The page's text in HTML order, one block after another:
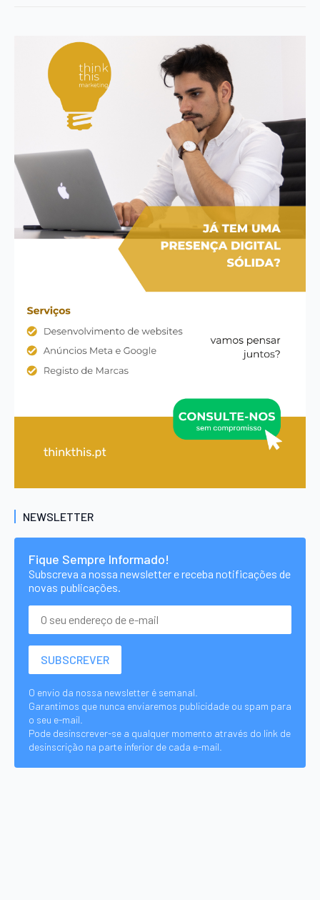
NEWSLETTER
Fique Sempre Informado!
Subscreva a nossa newsletter e receba notificações de
novas publicações.
O envio da nossa newsletter é semanal.
Garantimos que nunca enviaremos publicidade ou spam para
o seu e-mail.
Pode desinscrever-se a qualquer momento através do link de
desinscrição na parte inferior de cada e-mail.